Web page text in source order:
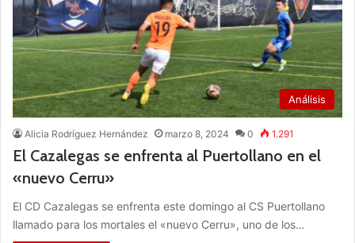
Análisis
Alicia Rodríguez Hernández marzo 8, 2024 0 1.291
El Cazalegas se enfrenta al Puertollano en el
«nuevo Cerru»
El CD Cazalegas se enfrenta este domingo al CS Puertollano
llamado para los mortales el «nuevo Cerru», uno de los…